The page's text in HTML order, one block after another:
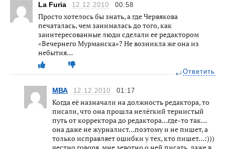
La Furia 12.12.2010 00:58
Просто хотелось бы знать, а где Червякова
печаталась, чем занималась до того, как
заинтересованные люди сделали ее редактором
«Вечернего Мурманска»? Не возникла же она из
небытия…
Ответить
МВА 12.12.2010 01:17
Когда её назначали на должность редактора, то
писали, что она прошла нелёгкий тернистый
путь от корректора до редактора…где-то так…
она даже не журналист…поэтому и не пишет, а
только исправляет ошибки у тех, кто пишет…:)))